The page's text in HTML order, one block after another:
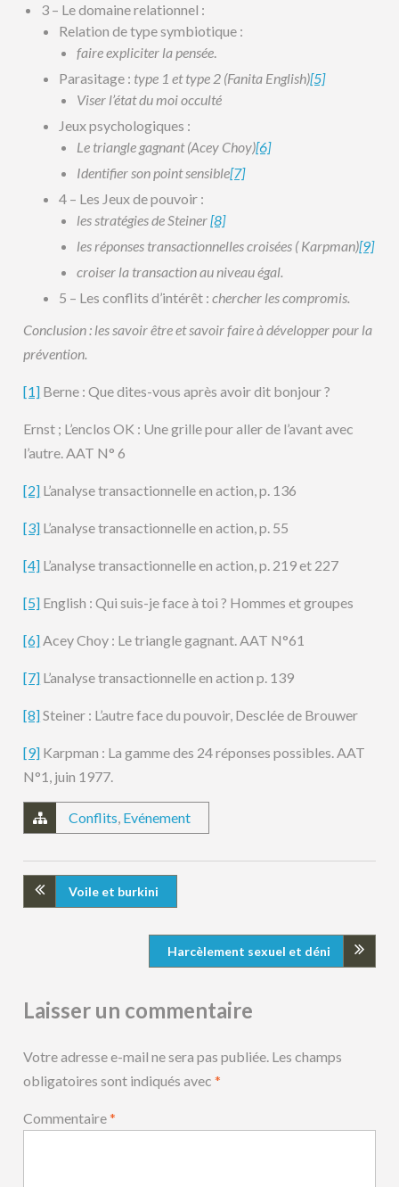
3 – Le domaine relationnel :
Relation de type symbiotique :
faire expliciter la pensée.
Parasitage : type 1 et type 2 (Fanita English)[5]
Viser l’état du moi occulté
Jeux psychologiques :
Le triangle gagnant (Acey Choy)[6]
Identifier son point sensible[7]
4 – Les Jeux de pouvoir :
les stratégies de Steiner[8]
les réponses transactionnelles croisées ( Karpman)[9]
croiser la transaction au niveau égal.
5 – Les conflits d’intérêt :chercher les compromis.
Conclusion : les savoir être et savoir faire à développer pour la
prévention.
[1] Berne : Que dites-vous après avoir dit bonjour ?
Ernst ; L’enclos OK : Une grille pour aller de l’avant avec
l’autre. AAT N° 6
[2] L’analyse transactionnelle en action, p. 136
[3] L’analyse transactionnelle en action, p. 55
[4] L’analyse transactionnelle en action, p. 219 et 227
[5] English : Qui suis-je face à toi ? Hommes et groupes
[6]Acey Choy : Le triangle gagnant. AAT N°61
[7] L’analyse transactionnelle en action p. 139
[8]Steiner : L’autre face du pouvoir, Desclée de Brouwer
[9] Karpman : La gamme des 24 réponses possibles. AAT
N°1, juin 1977.
Conflits, Evénement
Voile et burkini
Harcèlement sexuel et déni
Laisser un commentaire
Votre adresse e-mail ne sera pas publiée. Les champs
obligatoires sont indiqués avec*
Commentaire*